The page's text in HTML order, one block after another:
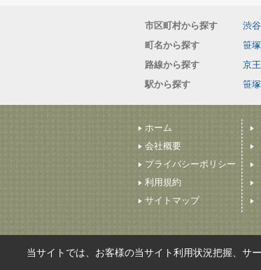
市区町村から探す 渋
町名から探す
笹塚
路線から探す
京
駅から探す
笹塚
ホーム
会社概要
プライバシーポリシー
利用規約
サイトマップ
当サイトでは、お客様の当サイト利用状況把握、サ